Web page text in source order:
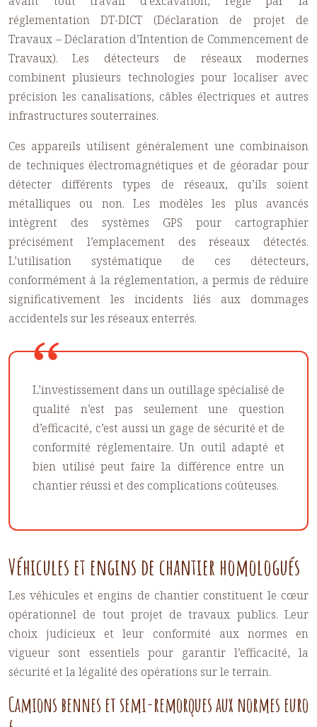
réglementation DT-DICT (Déclaration de projet de
Travaux – Déclaration d’Intention de Commencement de
Travaux). Les détecteurs de réseaux modernes
combinent plusieurs technologies pour localiser avec
précision les canalisations, câbles électriques et autres
infrastructures souterraines.
Ces appareils utilisent généralement une combinaison
de techniques électromagnétiques et de géoradar pour
détecter différents types de réseaux, qu’ils soient
métalliques ou non. Les modèles les plus avancés
intègrent des systèmes GPS pour cartographier
précisément l’emplacement des réseaux détectés.
L’utilisation systématique de ces détecteurs,
conformément à la réglementation, a permis de réduire
significativement les incidents liés aux dommages
accidentels sur les réseaux enterrés.
L’investissement dans un outillage spécialisé de
qualité n’est pas seulement une question
d’efficacité, c’est aussi un gage de sécurité et de
conformité réglementaire. Un outil adapté et
bien utilisé peut faire la différence entre un
chantier réussi et des complications coûteuses.
Véhicules et engins de chantier homologués
Les véhicules et engins de chantier constituent le cœur
opérationnel de tout projet de travaux publics. Leur
choix judicieux et leur conformité aux normes en
vigueur sont essentiels pour garantir l’efficacité, la
sécurité et la légalité des opérations sur le terrain.
Camions bennes et semi-remorques aux normes euro